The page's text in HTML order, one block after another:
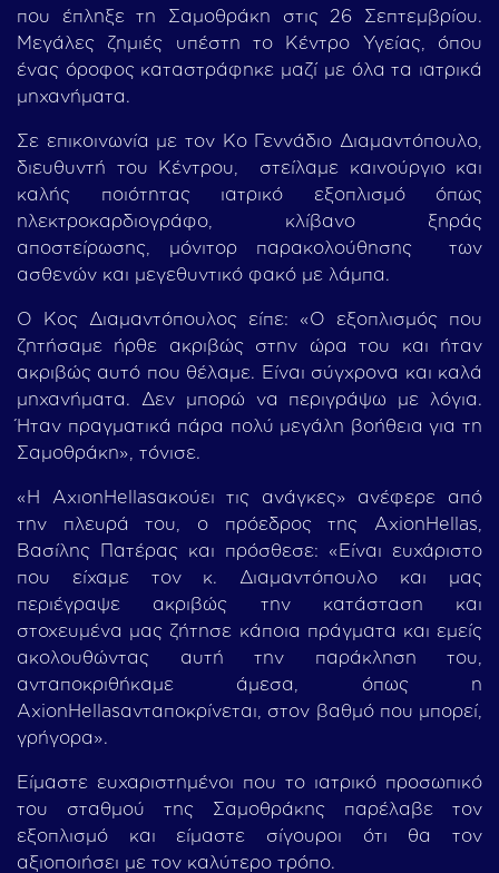
που έπληξε τη Σαμοθράκη στις 26 Σεπτεμβρίου.
Μεγάλες ζημιές υπέστη το Κέντρο Υγείας, όπου
ένας όροφος καταστράφηκε μαζί με όλα τα ιατρικά
μηχανήματα.
Σε επικοινωνία με τον Κο Γεννάδιο Διαμαντόπουλο,
διευθυντή του Κέντρου, στείλαμε καινούργιο και
καλής ποιότητας ιατρικό εξοπλισμό όπως
ηλεκτροκαρδιογράφο, κλίβανο ξηράς
αποστείρωσης, μόνιτορ παρακολούθησης των
ασθενών και μεγεθυντικό φακό με λάμπα.
Ο Κος Διαμαντόπουλος είπε: «Ο εξοπλισμός που
ζητήσαμε ήρθε ακριβώς στην ώρα του και ήταν
ακριβώς αυτό που θέλαμε. Είναι σύγχρονα και καλά
μηχανήματα. Δεν μπορώ να περιγράψω με λόγια.
Ήταν πραγματικά πάρα πολύ μεγάλη βοήθεια για τη
Σαμοθράκη», τόνισε.
«Η AxιonHellasακούει τις ανάγκες» ανέφερε από
την πλευρά του, ο πρόεδρος της AxionHellas,
Βασίλης Πατέρας και πρόσθεσε: «Είναι ευχάριστο
που είχαμε τον κ. Διαμαντόπουλο και μας
περιέγραψε ακριβώς την κατάσταση και
στοχευμένα μας ζήτησε κάποια πράγματα και εμείς
ακολουθώντας αυτή την παράκληση του,
ανταποκριθήκαμε άμεσα, όπως η
AxionHellasανταποκρίνεται, στον βαθμό που μπορεί,
γρήγορα».
Είμαστε ευχαριστημένοι που το ιατρικό προσωπικό
του σταθμού της Σαμοθράκης παρέλαβε τον
εξοπλισμό και είμαστε σίγουροι ότι θα τον
αξιοποιήσει με τον καλύτερο τρόπο.